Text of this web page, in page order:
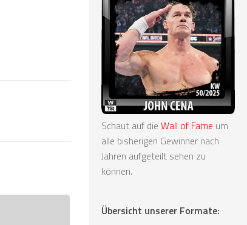
Schaut auf die Wall of Fame um
alle bisherigen Gewinner nach
Jahren aufgeteilt sehen zu
können.
Übersicht unserer Formate: